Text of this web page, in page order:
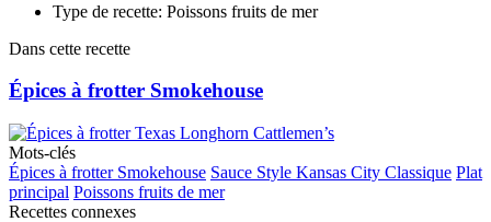
Type de recette: Poissons fruits de mer
Dans cette recette
Épices à frotter Smokehouse
Mots-clés
Épices à frotter Smokehouse Sauce Style Kansas City Classique Plat
principal Poissons fruits de mer
Recettes connexes